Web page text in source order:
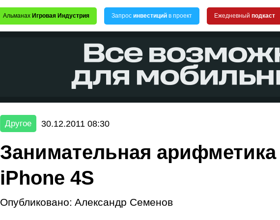
Альманах Игровая Индустрия Запрос инвестиций в проект Ежедневный подкаст
Другое 30.12.2011 08:30
Занимательная арифметика
iPhone 4S
Опубликовано: Александр Семенов